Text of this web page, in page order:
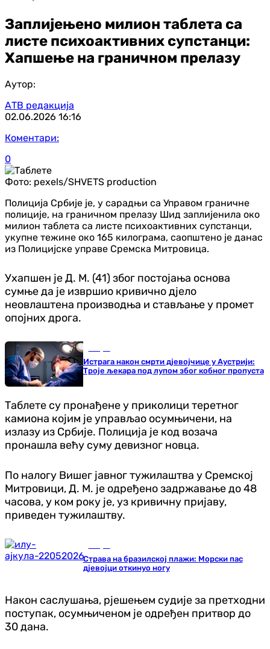
Заплијењено милион таблета са
листе психоактивних супстанци:
Хапшење на граничном прелазу
Аутор:
АТВ редакција
02.06.2026 16:16
Коментари:
0
Фото: pexels/SHVETS production
Полиција Србије је, у сарадњи са Управом граничне
полиције, на граничном прелазу Шид заплијенила око
милион таблета са листе психоактивних супстанци,
укупне тежине око 165 килограма, саопштено је данас
из Полицијске управе Сремска Митровица.
Ухапшен је Д. М. (41) због постојања основа
сумње да је извршио кривично дјело
неовлаштена производња и стављање у промет
опојних дрога.
Истрага након смрти дјевојчице у Аустрији:
Троје љекара под лупом због кобног пропуста
Таблете су пронађене у приколици теретног
камиона којим је управљао осумњичени, на
излазу из Србије. Полиција је код возача
пронашла већу суму девизног новца.
По налогу Вишег јавног тужилаштва у Сремској
Митровици, Д. М. је одређено задржавање до 48
часова, у ком року је, уз кривичну пријаву,
приведен тужилаштву.
Страва на бразилској плажи: Морски пас
дјевојци откинуо ногу
Након саслушања, рјешењем судије за претходни
поступак, осумњиченом је одређен притвор до
30 дана.